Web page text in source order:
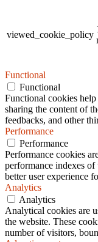
viewed_cookie_policy
Functional
Functional
Functional cookies
sharing the content of
feedbacks, and other
Performance
Performance
Performance cookies
performance indexes
better user experience
Analytics
Analytics
Analytical cookies are
the website. These
number of visitors,